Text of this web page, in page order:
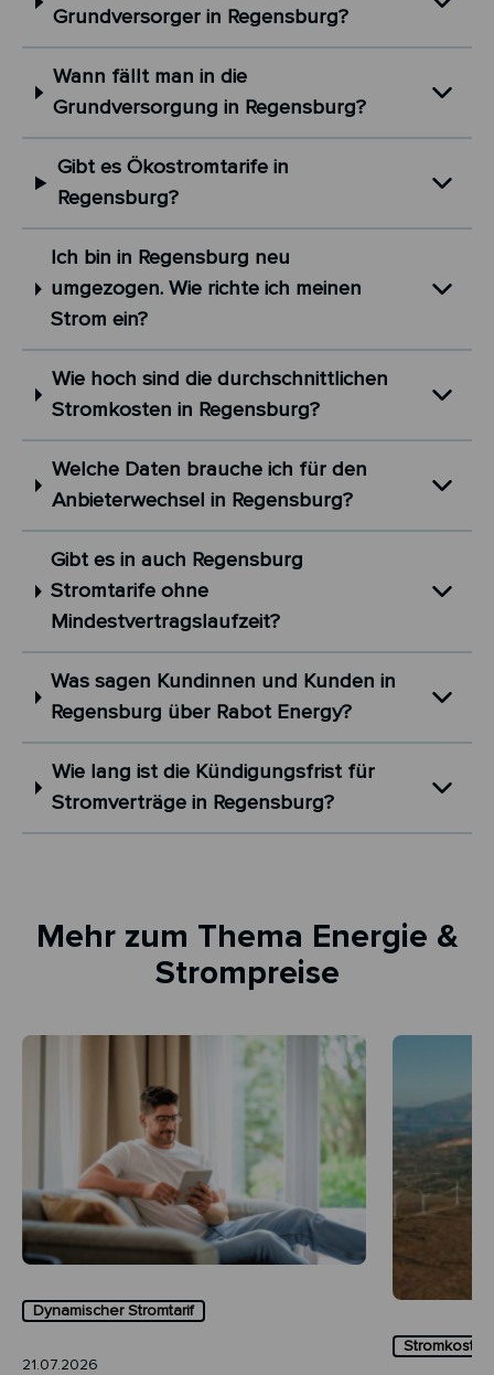
Grundversorger in Regensburg?
Wann fällt man in die
Grundversorgung in Regensburg?
Gibt es Ökostromtarife in
Regensburg?
Ich bin in Regensburg neu
umgezogen. Wie richte ich meinen
Strom ein?
Wie hoch sind die durchschnittlichen
Stromkosten in Regensburg?
Welche Daten brauche ich für den
Anbieterwechsel in Regensburg?
Gibt es in auch Regensburg
Stromtarife ohne
Mindestvertragslaufzeit?
Was sagen Kundinnen und Kunden in
Regensburg über Rabot Energy?
Wie lang ist die Kündigungsfrist für
Stromverträge in Regensburg?
Mehr zum Thema Energie &
Strompreise
Dynamischer Stromtarif
21.07.2026